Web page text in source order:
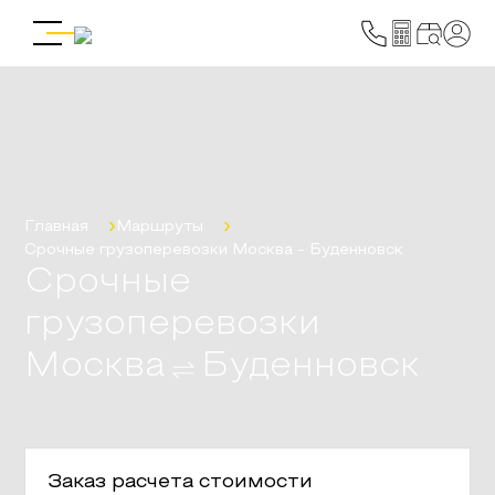
Главная
Маршруты
Срочные грузоперевозки
Москва - Буденновск
Срочные
грузоперевозки
Москва
Буденновск
Заказ расчета стоимости